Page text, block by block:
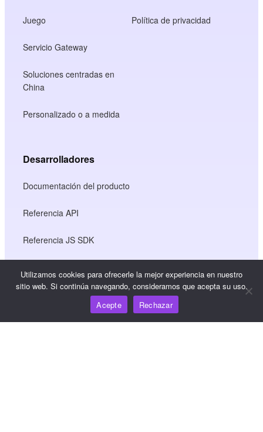
Juego
Servicio Gateway
Soluciones centradas en
China
Personalizado o a medida
Política de privacidad
Desarrolladores
Documentación del producto
Referencia API
Referencia JS SDK
Recursos
Centro de conocimiento
Utilizamos cookies para ofrecerle la mejor experiencia en nuestro
sitio web. Si continúa navegando, consideramos que acepta su uso.
Acepte
Rechazar